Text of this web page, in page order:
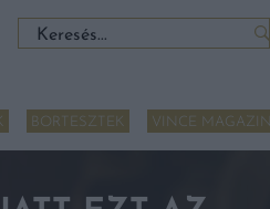
Keresés:
BORTESZTEK VINCE MAGAZIN